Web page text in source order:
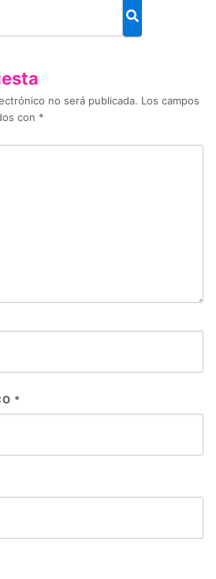
no será publicada. Los campos
con *
*